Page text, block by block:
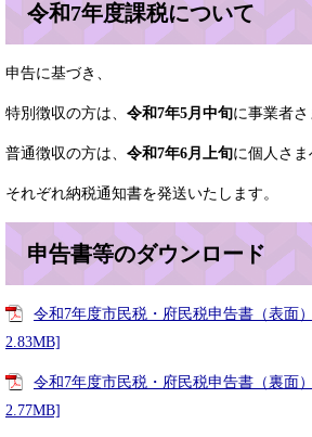
令和7年度課税について
申告に基づき、
特別徴収の方は、 令和7年5月中旬に事業者さ
普通徴収の方は、 令和7年6月上旬に個人さま
それぞれ納税通知書を発送いたします。
申告書等のダウンロード
令和7年度市民税・府民税申告書（表面
2.83MB]
令和7年度市民税・府民税申告書（裏面
2.77MB]